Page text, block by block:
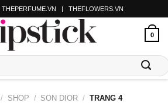
THEPERFUME.VN | THEFLOWERS.VN
0
/ SHOP / SON DIOR / TRANG 4